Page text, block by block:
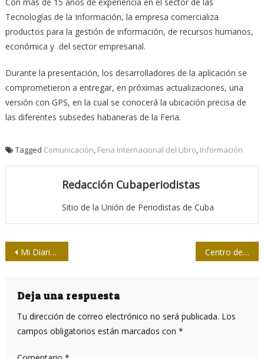
Tecnologías de la Información, la empresa comercializa
productos para la gestión de información, de recursos humanos,
económica y del sector empresarial.
Durante la presentación, los desarrolladores de la aplicación se
comprometieron a entregar, en próximas actualizaciones, una
versión con GPS, en la cual se conocerá la ubicación precisa de
las diferentes subsedes habaneras de la Feria.
Tagged Comunicación, Feria Internacional del Libro, Información
Redacción Cubaperiodistas
Sitio de la Unión de Periodistas de Cuba
Navegación
entradas
Mi Diario de un tornado Centro de Información para la Prensa, tras el telón tiempo después
Deja una respuesta
Tu dirección de correo electrónico no será publicada. Los
campos obligatorios están marcados con *